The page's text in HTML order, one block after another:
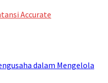
dalam Mengelola